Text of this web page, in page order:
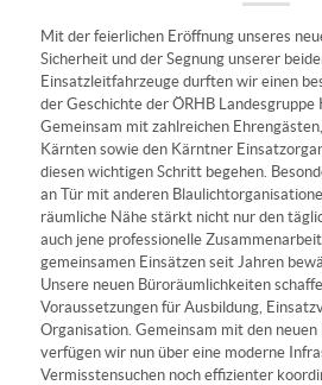
Mit der feierlichen Eröffnung unseres
Sicherheit und der Segnung unserer
Einsatzleitfahrzeuge durften wir einen
der Geschichte der ÖRHB Landesgruppe
Gemeinsam mit zahlreichen
Kärnten sowie den Kärntner
diesen wichtigen Schritt begehen.
an Tür mit anderen
räumliche Nähe stärkt nicht nur den
auch jene professionelle
gemeinsamen Einsätzen seit Jahren
Unsere neuen Büroräumlichkeiten
Voraussetzungen für Ausbildung,
Organisation. Gemeinsam mit den
verfügen wir nun über eine moderne
Vermisstensuchen noch effizienter